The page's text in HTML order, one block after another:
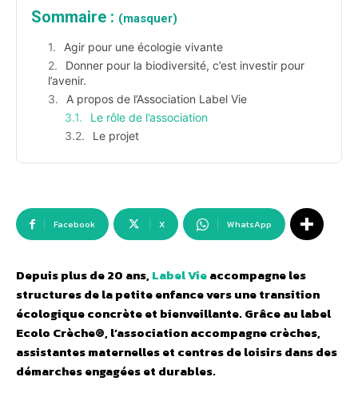
Sommaire : (masquer)
Agir pour une écologie vivante
Donner pour la biodiversité, c’est investir pour
l’avenir.
A propos de l’Association Label Vie
Le rôle de l’association
Le projet
Facebook X WhatsApp
Depuis plus de 20 ans,Label Vieaccompagne les
structures de la petite enfance vers une transition
écologique concrète et bienveillante. Grâce au label
Ecolo Crèche®, l’association accompagne crèches,
assistantes maternelles et centres de loisirs dans des
démarches engagées et durables.